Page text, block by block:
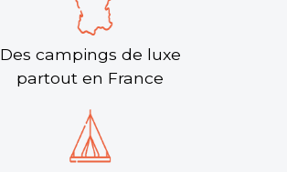
Des campings de luxe
partout en France